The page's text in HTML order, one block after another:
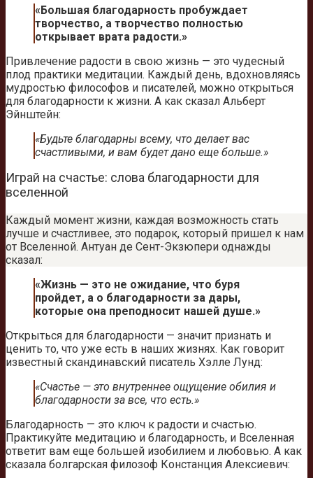
«Большая благодарность пробуждает
творчество, а творчество полностью
открывает врата радости.»
Привлечение радости в свою жизнь — это чудесный
плод практики медитации. Каждый день, вдохновляясь
мудростью философов и писателей, можно открыться
для благодарности к жизни. А как сказал Альберт
Эйнштейн:
«Будьте благодарны всему, что делает вас
счастливыми, и вам будет дано еще больше.»
Играй на счастье: слова благодарности для
вселенной
Каждый момент жизни, каждая возможность стать
лучше и счастливее, это подарок, который пришел к нам
от Вселенной. Антуан де Сент-Экзюпери однажды
сказал:
«Жизнь — это не ожидание, что буря
пройдет, а о благодарности за дары,
которые она преподносит нашей душе.»
Открыться для благодарности — значит признать и
ценить то, что уже есть в наших жизнях. Как говорит
известный скандинавский писатель Хэлле Лунд:
«Счастье — это внутреннее ощущение обилия и
благодарности за все, что есть.»
Благодарность — это ключ к радости и счастью.
Практикуйте медитацию и благодарность, и Вселенная
ответит вам еще большей изобилием и любовью. А как
сказала болгарская филозоф Констанция Алексиевич: